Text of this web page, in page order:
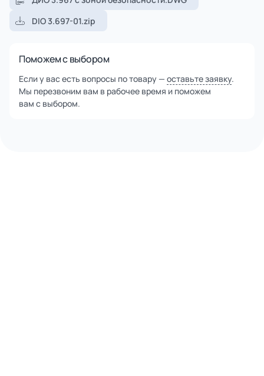
европейских производителей, что гарантирует высокие
DIO 3.697-01.zip
Поможем с выбором
Если у вас есть вопросы по товару — оставьте заявку.
Мы перезвоним вам в рабочее время и поможем
вам с выбором.